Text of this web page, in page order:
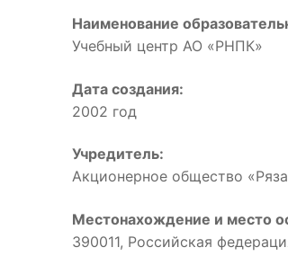
Наименование
Учебный центр АО «РНПК»
Дата создания:
2002 год
Учредитель:
Акционерное общество
Местонахождение и место
390011, Российская